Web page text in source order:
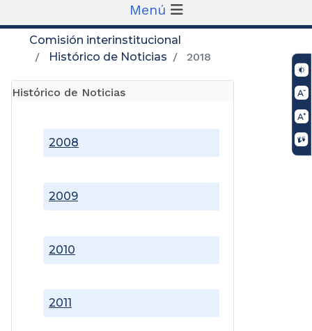
Menú
Comisión interinstitucional
Histórico de Noticias
2018
Histórico de Noticias
2008
2009
2010
2011